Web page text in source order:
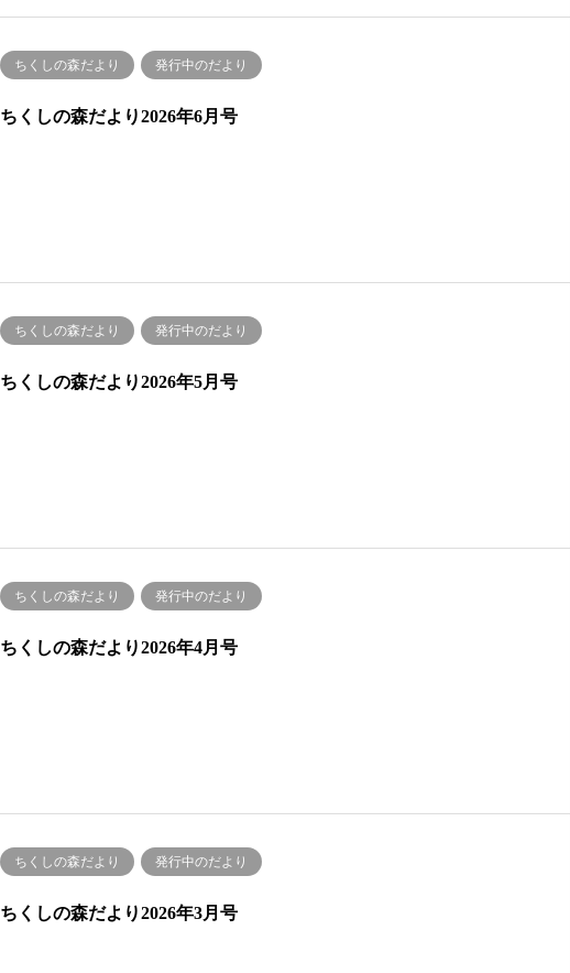
ちくしの森だより 発行中のだより
ちくしの森だより2026年6月号
ちくしの森だより 発行中のだより
ちくしの森だより2026年5月号
ちくしの森だより 発行中のだより
ちくしの森だより2026年4月号
ちくしの森だより 発行中のだより
ちくしの森だより2026年3月号